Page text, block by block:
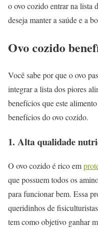
o ovo cozido entrar na lista
deseja manter a saúde e a
Ovo cozido
Você sabe por que o ovo
integrar a lista dos piores
benefícios que este
benefícios do ovo cozido.
1. Alta qualidade
O ovo cozido é rico em
que possuem todos os
para funcionar bem. Essa
queridinhos de
tem como objetivo ganhar